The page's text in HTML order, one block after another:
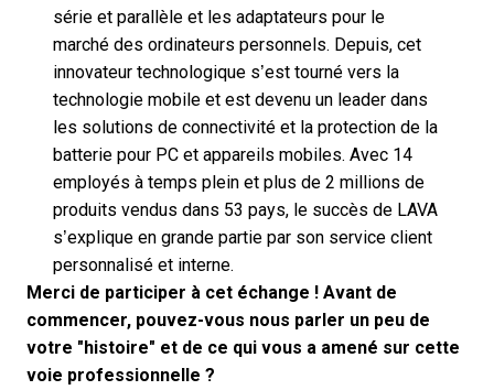
série et parallèle et les adaptateurs pour le
marché des ordinateurs personnels. Depuis, cet
innovateur technologique s’est tourné vers la
technologie mobile et est devenu un leader dans
les solutions de connectivité et la protection de la
batterie pour PC et appareils mobiles. Avec 14
employés à temps plein et plus de 2 millions de
produits vendus dans 53 pays, le succès de LAVA
s’explique en grande partie par son service client
personnalisé et interne.
Merci de participer à cet échange ! Avant de
commencer, pouvez-vous nous parler un peu de
votre "histoire" et de ce qui vous a amené sur cette
voie professionnelle ?